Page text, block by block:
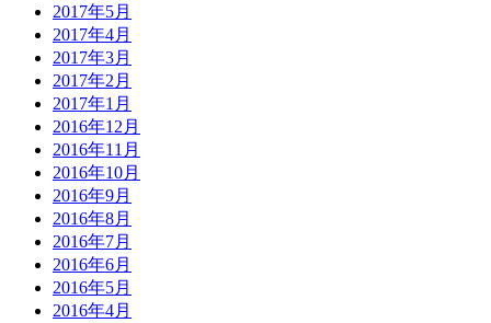
2017年5月
2017年4月
2017年3月
2017年2月
2017年1月
2016年12月
2016年11月
2016年10月
2016年9月
2016年8月
2016年7月
2016年6月
2016年5月
2016年4月